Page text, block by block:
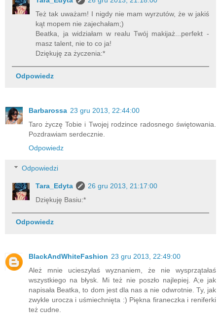
Też tak uważam! I nigdy nie mam wyrzutów, że w jakiś
kąt mopem nie zajechałam;)
Beatka, ja widziałam w realu Twój makijaż...perfekt -
masz talent, nie to co ja!
Dziękuję za życzenia:*
Odpowiedz
Barbarossa 23 gru 2013, 22:44:00
Taro życzę Tobie i Twojej rodzince radosnego świętowania.
Pozdrawiam serdecznie.
Odpowiedz
Odpowiedzi
Tara_Edyta
26 gru 2013, 21:17:00
Dziękuję Basiu:*
Odpowiedz
BlackAndWhiteFashion 23 gru 2013, 22:49:00
Ależ mnie ucieszyłaś wyznaniem, że nie wysprzątałaś
wszystkiego na błysk. Mi też nie poszło najlepiej. A;e jak
napisała Beatka, to dom jest dla nas a nie odwrotnie. Ty, jak
zwykle urocza i uśmiechnięta :) Piękna firaneczka i reniferki
też cudne.